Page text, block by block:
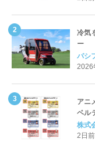
冷気
ー
Cart
パシ
2026
アニ
ベル
対応
株式
2日前